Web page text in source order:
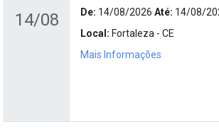
14/08 De: 14/08/2026 Até: 14/08/
Local: Fortaleza - CE
Mais Informações